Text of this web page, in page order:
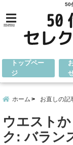
50
menu
トップペー
ジ
ホーム お直しの記
ウエスト
ク: バラン